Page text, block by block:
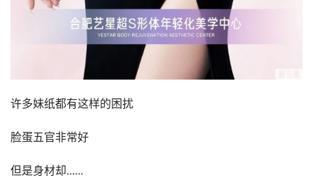
许多妹纸都有这样的困扰
脸蛋五官非常好
但是身材却......